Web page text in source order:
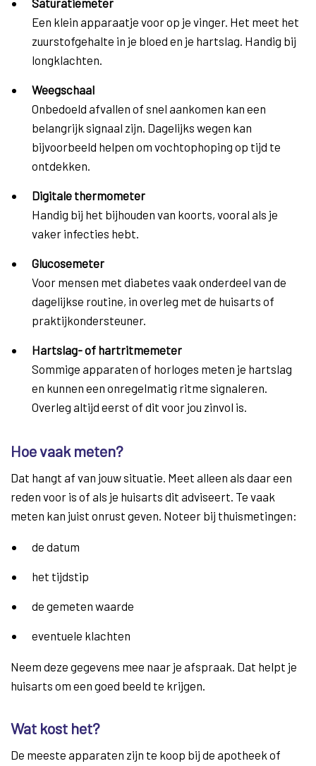
Saturatiemeter
Een klein apparaatje voor op je vinger. Het meet het
zuurstofgehalte in je bloed en je hartslag. Handig bij
longklachten.
Weegschaal
Onbedoeld afvallen of snel aankomen kan een
belangrijk signaal zijn. Dagelijks wegen kan
bijvoorbeeld helpen om vochtophoping op tijd te
ontdekken.
Digitale thermometer
Handig bij het bijhouden van koorts, vooral als je
vaker infecties hebt.
Glucosemeter
Voor mensen met diabetes vaak onderdeel van de
dagelijkse routine, in overleg met de huisarts of
praktijkondersteuner.
Hartslag- of hartritmemeter
Sommige apparaten of horloges meten je hartslag
en kunnen een onregelmatig ritme signaleren.
Overleg altijd eerst of dit voor jou zinvol is.
Hoe vaak meten?
Dat hangt af van jouw situatie. Meet alleen als daar een
reden voor is of als je huisarts dit adviseert. Te vaak
meten kan juist onrust geven. Noteer bij thuismetingen:
de datum
het tijdstip
de gemeten waarde
eventuele klachten
Neem deze gegevens mee naar je afspraak. Dat helpt je
huisarts om een goed beeld te krijgen.
Wat kost het?
De meeste apparaten zijn te koop bij de apotheek of